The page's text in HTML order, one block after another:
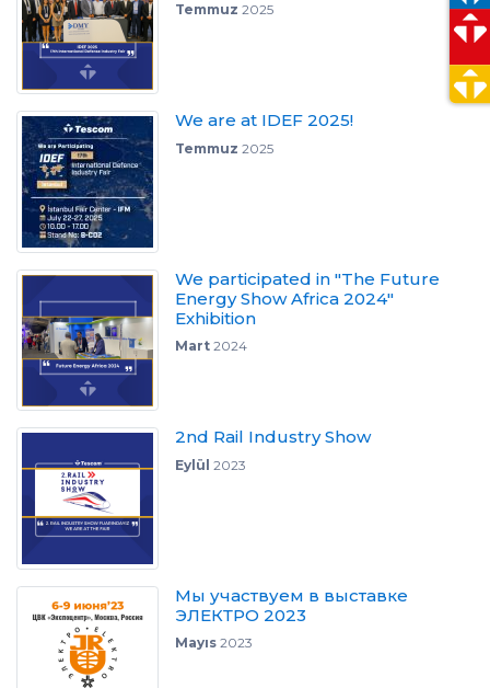
Temmuz 2025
We are at IDEF 2025!
Temmuz 2025
We participated in "The Future
Energy Show Africa 2024"
Exhibition
Mart2024
2nd Rail Industry Show
Eylül 2023
Мы участвуем в выставке
ЭЛЕКТРО 2023
Mayıs2023